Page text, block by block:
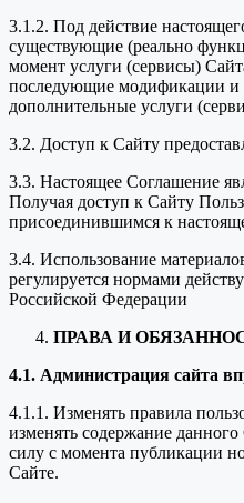
3.1.2. Под действие
существующие (реально
момент услуги (сервисы)
последующие модификации и
дополнительные услуги
3.2. Доступ к Сайту
3.3. Настоящее Соглашение
Получая доступ к Сайту
присоединившимся к
3.4. Использование
регулируется нормами
Российской Федерации
ПРАВА И
4.1. Администрация сайта
4.1.1. Изменять правила
изменять содержание
силу с момента публикации
Сайте.